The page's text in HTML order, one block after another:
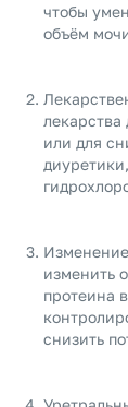
чтобы
объём
или для
изменить
протеина
снизить